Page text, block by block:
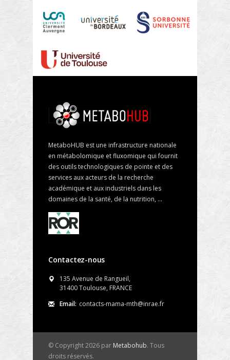
MetaboHUB est une infrastructure nationale
en métabolomique et fluxomique qui fournit
des outils technologiques de pointe et des
services aux acteurs de la recherche
académique et aux industriels dans les
domaines de la santé, de la nutrition, ...
Contactez-nous
135 Avenue de Rangueil,
31400 Toulouse, FRANCE
Email: contacts-mama-mth@inrae.fr
© Copyright 2026 par Metabohub. Tous
droits réservés.